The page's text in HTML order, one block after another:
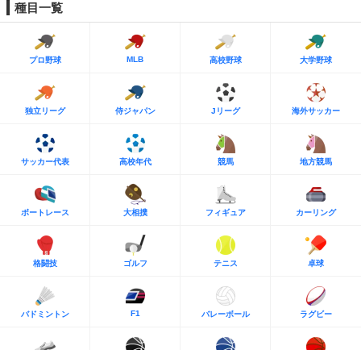
種目一覧
プロ野球 MLB 高校野球 大学野球
独立リーグ 侍ジャパン Jリーグ 海外サッカー
サッカー代表 高校年代 競馬 地方競馬
ボートレース 大相撲 フィギュア カーリング
格闘技 ゴルフ テニス 卓球
バドミントン F1 バレーボール ラグビー